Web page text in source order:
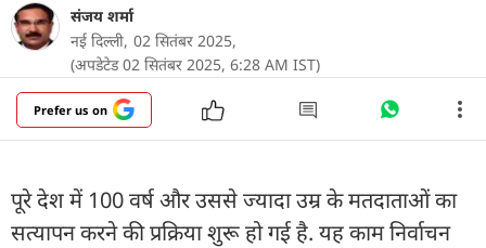
संजय शर्मा
नई दिल्ली, 02 सितंबर 2025,
(अपडेटेड 02 सितंबर 2025, 6:28 AM IST)
Prefer us on
पूरे देश में 100 वर्ष और उससे ज्यादा उम्र के मतदाताओं का
सत्यापन करने की प्रक्रिया शुरू हो गई है. यह काम निर्वाचन